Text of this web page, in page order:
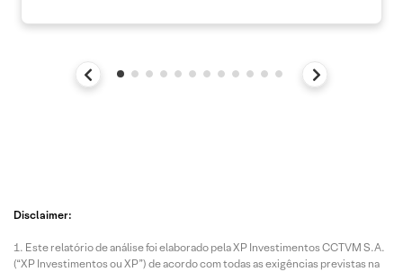
Disclaimer:
Este relatório de análise foi elaborado pela XP Investimentos CCTVM S.A.
(“XP Investimentos ou XP”) de acordo com todas as exigências previstas na